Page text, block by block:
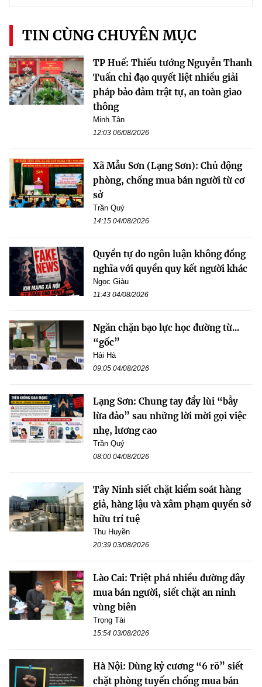
TIN CÙNG CHUYÊN MỤC
TP Huế: Thiếu tướng Nguyễn Thanh
Tuấn chỉ đạo quyết liệt nhiều giải
pháp bảo đảm trật tự, an toàn giao
thông
Minh Tân
12:03 06/08/2026
Xã Mẫu Sơn (Lạng Sơn): Chủ động
phòng, chống mua bán người từ cơ
sở
Trần Quý
14:15 04/08/2026
Quyền tự do ngôn luận không đồng
nghĩa với quyền quy kết người khác
Ngọc Giàu
11:43 04/08/2026
Ngăn chặn bạo lực học đường từ...
“gốc”
Hải Hà
09:05 04/08/2026
Lạng Sơn: Chung tay đẩy lùi “bẫy
lừa đảo” sau những lời mời gọi việc
nhẹ, lương cao
Trần Quý
08:00 04/08/2026
Tây Ninh siết chặt kiểm soát hàng
giả, hàng lậu và xâm phạm quyền sở
hữu trí tuệ
Thu Huyền
20:39 03/08/2026
Lào Cai: Triệt phá nhiều đường dây
mua bán người, siết chặt an ninh
vùng biên
Trọng Tài
15:54 03/08/2026
Hà Nội: Dùng kỷ cương “6 rõ” siết
chặt phòng tuyến chống mua bán